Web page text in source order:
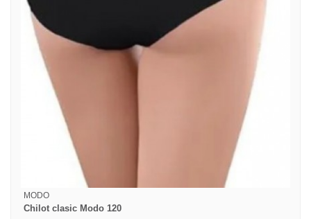
MODO
Chilot clasic Modo 120